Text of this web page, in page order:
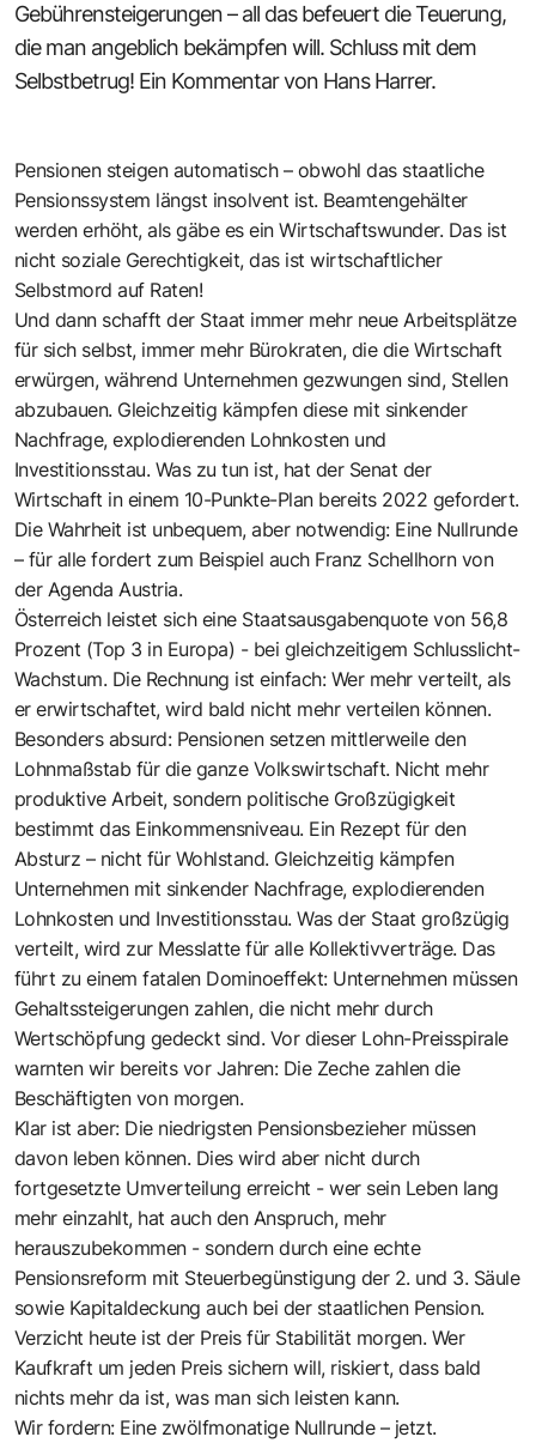
Gebührensteigerungen – all das befeuert die Teuerung,
die man angeblich bekämpfen will. Schluss mit dem
Selbstbetrug! Ein Kommentar von Hans Harrer.
Pensionen steigen automatisch – obwohl das staatliche
Pensionssystem längst insolvent ist. Beamtengehälter
werden erhöht, als gäbe es ein Wirtschaftswunder. Das ist
nicht soziale Gerechtigkeit, das ist wirtschaftlicher
Selbstmord auf Raten!
Und dann schafft der Staat immer mehr neue Arbeitsplätze
für sich selbst, immer mehr Bürokraten, die die Wirtschaft
erwürgen, während Unternehmen gezwungen sind, Stellen
abzubauen. Gleichzeitig kämpfen diese mit sinkender
Nachfrage, explodierenden Lohnkosten und
Investitionsstau. Was zu tun ist, hat der Senat der
Wirtschaft in einem 10-Punkte-Plan bereits 2022 gefordert.
Die Wahrheit ist unbequem, aber notwendig: Eine Nullrunde
– für alle fordert zum Beispiel auch Franz Schellhorn von
der Agenda Austria.
Österreich leistet sich eine Staatsausgabenquote von 56,8
Prozent (Top 3 in Europa) - bei gleichzeitigem Schlusslicht-
Wachstum. Die Rechnung ist einfach: Wer mehr verteilt, als
er erwirtschaftet, wird bald nicht mehr verteilen können.
Besonders absurd: Pensionen setzen mittlerweile den
Lohnmaßstab für die ganze Volkswirtschaft. Nicht mehr
produktive Arbeit, sondern politische Großzügigkeit
bestimmt das Einkommensniveau. Ein Rezept für den
Absturz – nicht für Wohlstand. Gleichzeitig kämpfen
Unternehmen mit sinkender Nachfrage, explodierenden
Lohnkosten und Investitionsstau. Was der Staat großzügig
verteilt, wird zur Messlatte für alle Kollektivverträge. Das
führt zu einem fatalen Dominoeffekt: Unternehmen müssen
Gehaltssteigerungen zahlen, die nicht mehr durch
Wertschöpfung gedeckt sind. Vor dieser Lohn-Preisspirale
warnten wir bereits vor Jahren: Die Zeche zahlen die
Beschäftigten von morgen.
Klar ist aber: Die niedrigsten Pensionsbezieher müssen
davon leben können. Dies wird aber nicht durch
fortgesetzte Umverteilung erreicht - wer sein Leben lang
mehr einzahlt, hat auch den Anspruch, mehr
herauszubekommen - sondern durch eine echte
Pensionsreform mit Steuerbegünstigung der 2. und 3. Säule
sowie Kapitaldeckung auch bei der staatlichen Pension.
Verzicht heute ist der Preis für Stabilität morgen. Wer
Kaufkraft um jeden Preis sichern will, riskiert, dass bald
nichts mehr da ist, was man sich leisten kann.
Wir fordern: Eine zwölfmonatige Nullrunde – jetzt.